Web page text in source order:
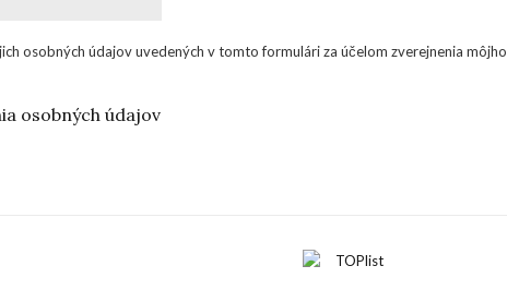
osobných údajov uvedených v tomto formulári za účelom zverejnenia môjho
osobných údajov